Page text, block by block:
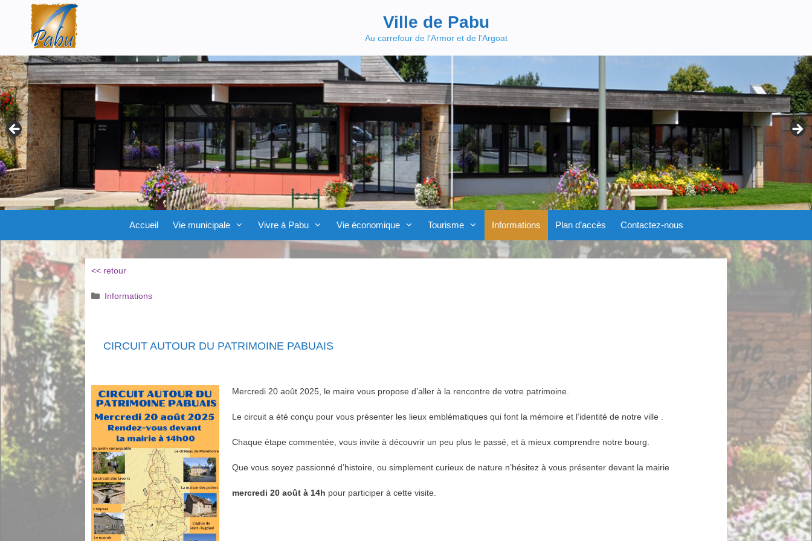
Ville de Pabu
Au carrefour de l'Armor et de l'Argoat
Accueil Vie municipale Vivre à Pabu Vie économique Tourisme Informations Plan d’accès Contactez-nous
<< retour
Catégories
Informations
CIRCUIT AUTOUR DU PATRIMOINE PABUAIS
Mercredi 20 août 2025, le maire vous propose d’aller à la rencontre de votre patrimoine.
Le circuit a été conçu pour vous présenter les lieux emblématiques qui font la mémoire et l’identité de notre ville .
Chaque étape commentée, vous invite à découvrir un peu plus le passé, et à mieux comprendre notre bourg.
Que vous soyez passionné d’histoire, ou simplement curieux de nature n’hésitez à vous présenter devant la mairie
mercredi 20 août à 14h pour participer à cette visite.